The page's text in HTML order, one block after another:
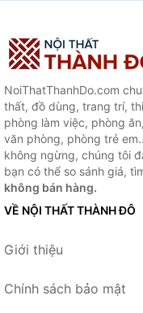
NoiThatThanhDo.com
thất, đồ dùng, trang trí,
phòng làm việc, phòng
văn phòng, phòng trẻ
không ngừng, chúng tôi
bạn có thể so sánh giá,
không bán hàng.
VỀ NỘI THẤT THÀNH ĐÔ
Giới thiệu
Chính sách bảo mật